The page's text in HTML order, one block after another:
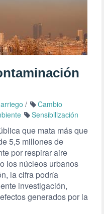
/
Cambio
Sensibilización
que mata más que
5,5 millones de
por respirar aire
los núcleos urbanos
la cifra podría
investigación,
generados por la